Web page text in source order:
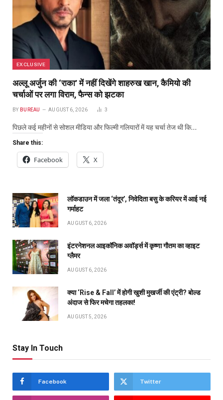
EXCLUSIVE
अल्लू अर्जुन की ‘राका’ में नहीं दिखेंगे शाहरुख खान, कैमियो की
चर्चाओं पर लगा विराम, फैन्स को झटका
BY BUREAU AUGUST 6, 2026 3
पिछले कई महीनों से सोशल मीडिया और फिल्मी गलियारों में यह चर्चा तेज थी कि…
Share this:
Facebook X
लॉकडाउन में जला ‘तंदूर’, निवेदिता बसु के करियर में आई नई
गर्माहट
AUGUST 6, 2026
इंटरनेशनल आइकॉनिक अवॉर्ड्स में कृष्णा गौतम का व्हाइट
ग्लैमर
AUGUST 6, 2026
क्या ‘Rise & Fall’ में होगी खुशी मुखर्जी की एंट्री? बोल्ड
अंदाज से फिर मचेगा तहलका!
AUGUST 5, 2026
Stay In Touch
Facebook Twitter